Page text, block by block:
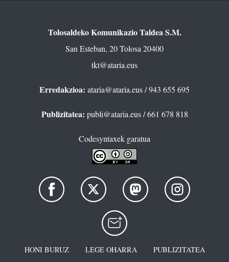
Tolosaldeko Komunikazio Taldea S.M.
San Esteban, 20 Tolosa 20400
tkt@ataria.eus
Erredakzioa: ataria@ataria.eus/ 943 655 695
Publizitatea: publi@ataria.eus/ 661 678 818
Codesyntaxek garatua
HONI BURUZ LEGE OHARRA
PUBLIZITATEA